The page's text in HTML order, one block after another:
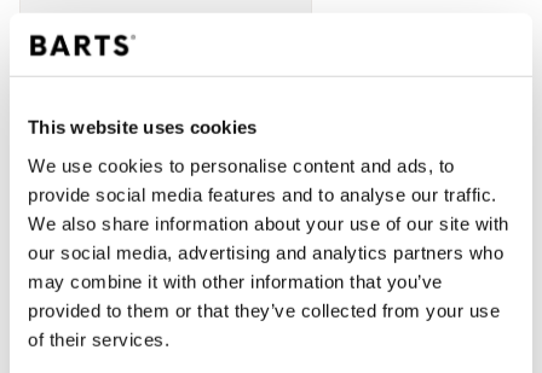
This website uses cookies
We use cookies to personalise content and ads, to
provide social media features and to analyse our traffic.
We also share information about your use of our site with
our social media, advertising and analytics partners who
may combine it with other information that you’ve
provided to them or that they’ve collected from your use
of their services.